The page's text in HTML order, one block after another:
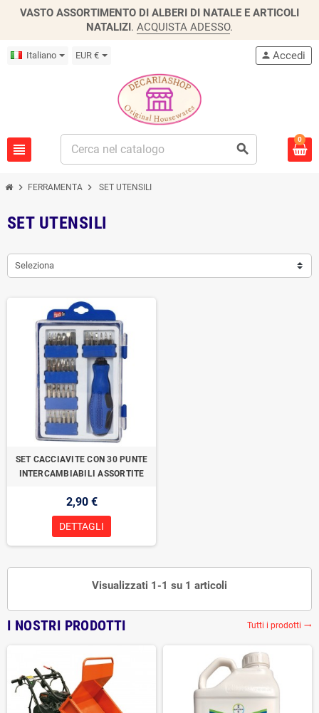
VASTO ASSORTIMENTO DI ALBERI DI NATALE E ARTICOLI
NATALIZI. ACQUISTA ADESSO.
Italiano EUR €
view_headline search
person Accedi
0
chevron_right FERRAMENTA chevron_right SET UTENSILI
SET UTENSILI
Seleziona
SET CACCIAVITE CON 30 PUNTE
INTERCAMBIABILI ASSORTITE
2,90 €
DETTAGLI
Visualizzati 1-1 su 1 articoli
I NOSTRI PRODOTTI Tutti i prodotti trending_flat